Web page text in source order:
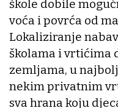
škole dobile
voća i povrća od
Lokaliziranje
školama i vrtićima
zemljama, u
nekim privatnim
sva hrana koju